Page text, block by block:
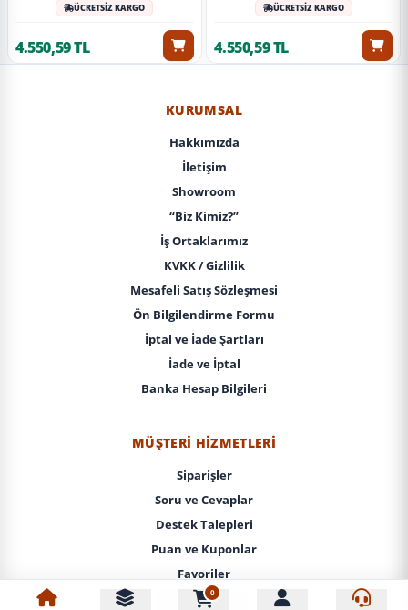
ÜCRETSİZ KARGO
4.550,59 TL
ÜCRETSİZ KARGO
4.550,59 TL
KURUMSAL
Hakkımızda
İletişim
Showroom
“Biz Kimiz?”
İş Ortaklarımız
KVKK / Gizlilik
Mesafeli Satış Sözleşmesi
Ön Bilgilendirme Formu
İptal ve İade Şartları
İade ve İptal
Banka Hesap Bilgileri
MÜŞTERI HIZMETLERI
Siparişler
Soru ve Cevaplar
Destek Talepleri
Puan ve Kuponlar
Favoriler
Şifremi Unuttum
0